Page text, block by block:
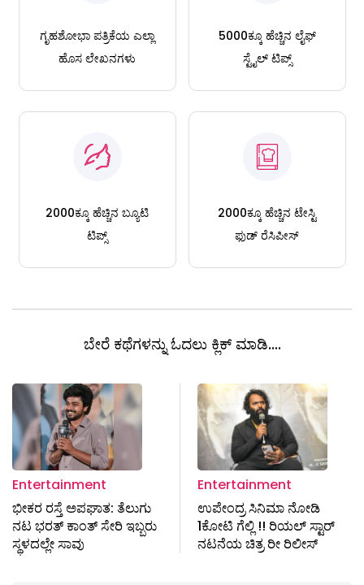
ಗೃಹಶೋಭಾ ಪತ್ರಿಕೆಯ ಎಲ್ಲಾ
ಹೊಸ ಲೇಖನಗಳು
5000ಕ್ಕೂ ಹೆಚ್ಚಿನ ಲೈಫ್
ಸ್ಟೈಲ್ ಟಿಪ್ಸ್
2000ಕ್ಕೂ ಹೆಚ್ಚಿನ ಬ್ಯೂಟಿ
ಟಿಪ್ಸ್
2000ಕ್ಕೂ ಹೆಚ್ಚಿನ ಟೇಸ್ಟಿ
ಫುಡ್ ರೆಸಿಪೀಸ್
ಬೇರೆ ಕಥೆಗಳನ್ನು ಓದಲು ಕ್ಲಿಕ್ ಮಾಡಿ....
Entertainment
ಭೀಕರ ರಸ್ತೆ ಅಪಘಾತ: ತೆಲುಗು
ನಟ ಭರತ್ ಕಾಂತ್ ಸೇರಿ ಇಬ್ಬರು
ಸ್ಥಳದಲ್ಲೇ ಸಾವು
Entertainment
ಉಪೇಂದ್ರ ಸಿನಿಮಾ ನೋಡಿ‌
1ಕೋಟಿ ಗೆಲ್ಲಿ !! ರಿಯಲ್ ಸ್ಟಾರ್
ನಟನೆಯ ಚಿತ್ರ ರೀ ರಿಲೀಸ್